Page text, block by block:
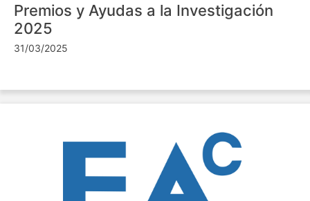
Premios y Ayudas a la Investigación
2025
31/03/2025